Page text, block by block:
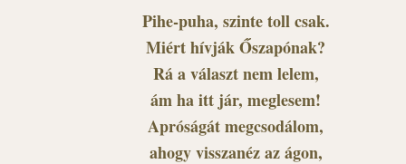
Pihe-puha, szinte toll csak.
Miért hívják Őszapónak?
Rá a választ nem lelem,
ám ha itt jár, meglesem!
Apróságát megcsodálom,
ahogy visszanéz az ágon,